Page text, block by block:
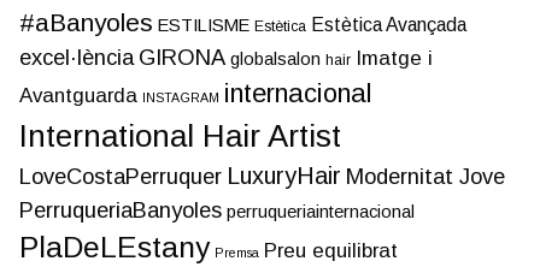
#aBanyoles ESTILISME Estètica Estètica Avançada
excel·lència GIRONA globalsalon hair Imatge i
Avantguarda INSTAGRAM internacional
International Hair Artist
LoveCostaPerruquer LuxuryHair Modernitat Jove
PerruqueriaBanyoles perruqueriainternacional
PlaDeLEstany Premsa Preu equilibrat